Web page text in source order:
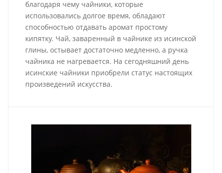
благодаря чему чайники, которые
использовались долгое время, обладают
способностью отдавать аромат простому
кипятку. Чай, заваренный в чайнике из исинской
глины, остывает достаточно медленно, а ручка
чайника не нагревается. На сегодняшний день
исинские чайники приобрели статус настоящих
произведений искусства.